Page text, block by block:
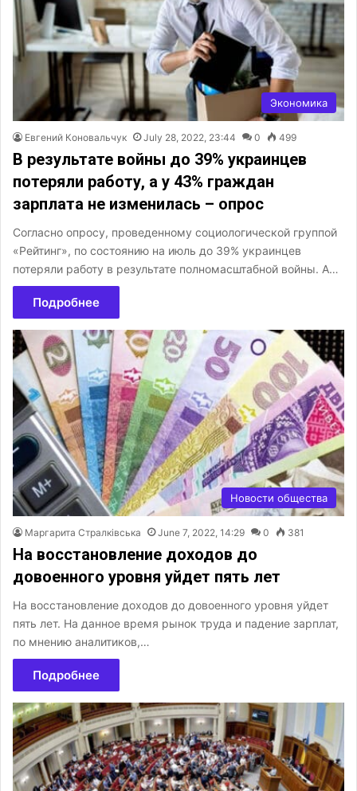
Экономика
Евгений Коновальчук July 28, 2022, 23:44 0 499
В результате войны до 39% украинцев
потеряли работу, а у 43% граждан
зарплата не изменилась – опрос
Согласно опросу, проведенному социологической группой
«Рейтинг», по состоянию на июль до 39% украинцев
потеряли работу в результате полномасштабной войны. А…
Подробнее
Новости общества
Маргарита Стралківська June 7, 2022, 14:29 0 381
На восстановление доходов до
довоенного уровня уйдет пять лет
На восстановление доходов до довоенного уровня уйдет
пять лет. На данное время рынок труда и падение зарплат,
по мнению аналитиков,…
Подробнее